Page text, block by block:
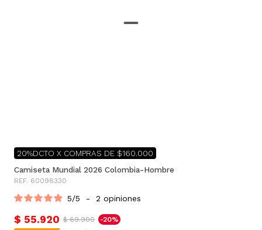
20%DCTO X COMPRAS DE $160.000
Camiseta Mundial 2026 Colombia-Hombre
REF. 60098330
5/5 - 2 opiniones
$ 55.920 $ 69.900 -20%